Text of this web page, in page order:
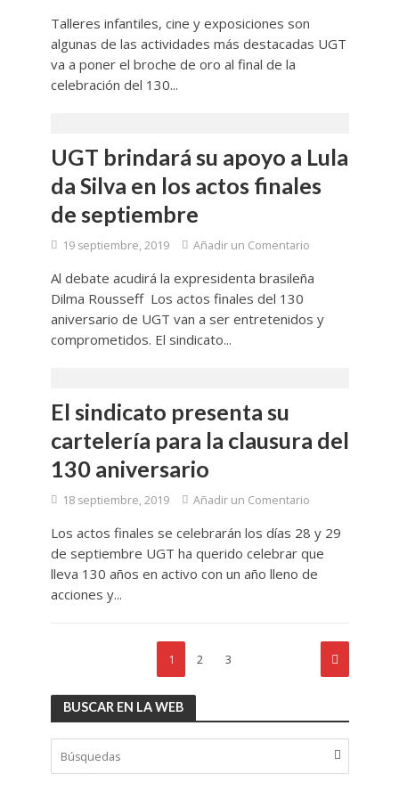
Talleres infantiles, cine y exposiciones son
algunas de las actividades más destacadas UGT
va a poner el broche de oro al final de la
celebración del 130...
UGT brindará su apoyo a Lula
da Silva en los actos finales
de septiembre
19 septiembre, 2019 Añadir un Comentario
Al debate acudirá la expresidenta brasileña
Dilma Rousseff Los actos finales del 130
aniversario de UGT van a ser entretenidos y
comprometidos. El sindicato...
El sindicato presenta su
cartelería para la clausura del
130 aniversario
18 septiembre, 2019 Añadir un Comentario
Los actos finales se celebrarán los días 28 y 29
de septiembre UGT ha querido celebrar que
lleva 130 años en activo con un año lleno de
acciones y...
1 2 3
BUSCAR EN LA WEB